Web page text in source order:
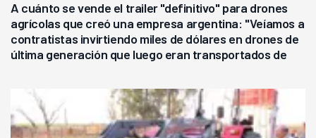
A cuánto se vende el trailer "definitivo" para drones
agrícolas que creó una empresa argentina: "Veíamos a
contratistas invirtiendo miles de dólares en drones de
última generación que luego eran transportados de